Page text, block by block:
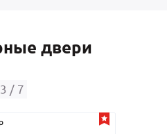
двери
4 / 7